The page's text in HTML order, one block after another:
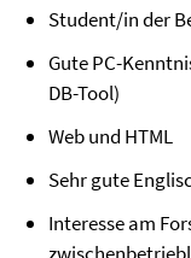
Student/in der
Gute PC-
DB-Tool)
Web und HTML
Sehr gute
Interesse am